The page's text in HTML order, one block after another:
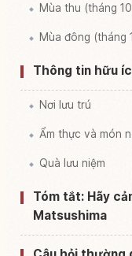
Mùa thu (tháng
Mùa đông (tháng
Thông tin hữu
Nơi lưu trú
Ẩm thực và món
Quà lưu niệm
Tóm tắt: Hãy
Matsushima